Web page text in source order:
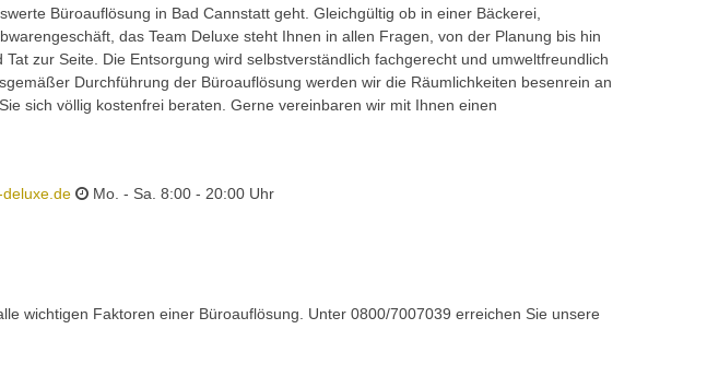
Büroauflösung in Bad Cannstatt geht. Gleichgültig ob in einer Bäckerei,
das Team Deluxe steht Ihnen in allen Fragen, von der Planung bis hin
zur Seite. Die Entsorgung wird selbstverständlich fachgerecht und umweltfreundlich
Durchführung der Büroauflösung werden wir die Räumlichkeiten besenrein an
sich völlig kostenfrei beraten. Gerne vereinbaren wir mit Ihnen einen
Mo. - Sa. 8:00 - 20:00 Uhr
wichtigen Faktoren einer Büroauflösung. Unter 0800/7007039 erreichen Sie unsere